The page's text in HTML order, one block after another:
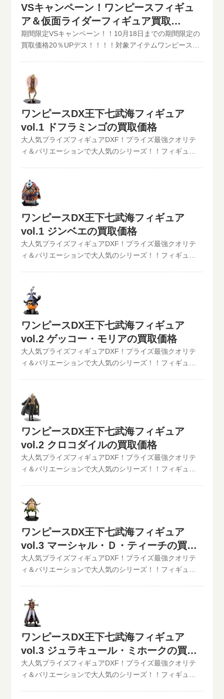
VSキャンペーン！ワンピースフィギュ
ア＆仮面ライダーフィギュア買取
20％UP!!
期間限定VSキャンペーン！！10月18日までの期間限定の
買取価格20％UPデス！！！！対象アイテムワンピース関
クーポンコードを入れてお申込みいただくだけ！※お申
し込み日より10日以内に到着したご依頼品のみとなりま
す。※他キャンペーンとの併用はできません。ご了承く
ださい。フィギュア、超合金売るなら「といまる。」フ
ィギュアや超合金などのホビーを売りたい時には「とい
まる。」にお任せ！といまる。では、ガンダム好きの社
長やジョジョ好きなスタッフが正しく、一点づつ丁寧に
せん。といまる。の宅配買取は送料無料、カンタン手続
きの無料宅配キット方式です！！買取対応地域は日本全
国どこからでもOK！といまるから送られてくるキットに
売りたいフィギュアを入れて送り返すだけ！送料は全国
無料、キャンセルの場合でも、送料のご負担はといまる
で致します。
ワンピースDX王下七武海フィギュア
vol.1 ドフラミンゴの買取価格
大人気プライズフィギュアDXF！プライズ最強クオリテ
ィ＆バリエーションで大人気のシリーズ！！フィギュア
買取中！！2022/06/07更新！《現在、各買取価格表の更
新が遅れているものがありますが、ご依頼頂いた買取査
定は全て最新の相場で改めて買取査定致しますのでご安
心ください。》ワンピースDX王下七武海フィギュアvol.1
ドフラミンゴ現在の買取価格は1,000円（未開封の場合）
「ワンピース」 DX王下七武海フィギュアvol.1に、ドンキ
ホーテ・ドフラミンゴがラインナップ ワンピースDX王下
新買取価格はコチラから↓その他【POP】【フィギュアー
ツZERO】など、ワンピースフィギュア買取価格はコチラ
から↓かんたん買取査定の仮買取査定金額に納得したら、
無料宅配キット申し込みフォームからお申込みくださ
い。といまるから送料無料の宅配キットが届いたら、ダ
ンボールに商品を詰めて、送るだけ。自宅から出ること
なく、お売りになりたいものが売れます！宅配買取可能
査定価格の振込手数料など全て無料です。JANコード入力
で更に具体的な金額が分かります。かんたん買取査定は
JANコードのみでの仮買取査定可能!!状態も（開封品or未
開封）ご入力いただけます。下記のような入力方法でも
仮買取査定が可能です。といまる。開催中の買取キャン
ペーン情報
ワンピースDX王下七武海フィギュア
vol.1 ジンベエの買取価格
大人気プライズフィギュアDXF！プライズ最強クオリテ
ィ＆バリエーションで大人気のシリーズ！！フィギュア
買取中！！2022/06/07更新！《現在、各買取価格表の更
新が遅れているものがありますが、ご依頼頂いた買取査
定は全て最新の相場で改めて買取査定致しますのでご安
心ください。》ワンピースDX王下七武海フィギュアvol.1
ジンベエ現在の買取価格は1,000円（未開封の場合）
◆◆◆◆◆◆◆◆◆◆◆ ワンピースDX王下七武海フィギ
ュアvol.1 ジンベエの買取なら、といまる。におまかせ！
ラから↓その他【POP】【フィギュアーツZERO】など、
ワンピースフィギュア買取価格はコチラから↓かんたん買
取査定の仮買取査定金額に納得したら、無料宅配キット
申し込みフォームからお申込みください。といまるから
送料無料の宅配キットが届いたら、ダンボールに商品を
詰めて、送るだけ。自宅から出ることなく、お売りにな
りたいものが売れます！宅配買取可能地域は、日本全国
どこからでもお買取り可能です！買取査定価格の振込手
数料など全て無料です。JANコード入力で更に具体的な金
額が分かります。かんたん買取査定はJANコードのみでの
仮買取査定可能!!状態も（開封品or未開封）ご入力いただ
けます。下記のような入力方法でも仮買取査定が可能で
す。といまる。開催中の買取キャンペーン情報
ワンピースDX王下七武海フィギュア
vol.2 ゲッコー・モリアの買取価格
大人気プライズフィギュアDXF！プライズ最強クオリテ
ィ＆バリエーションで大人気のシリーズ！！フィギュア
買取中！！2022/06/07更新！《現在、各買取価格表の更
新が遅れているものがありますが、ご依頼頂いた買取査
定は全て最新の相場で改めて買取査定致しますのでご安
心ください。》ワンピースDX王下七武海フィギュアvol.2
ゲッコー・モリア現在の買取価格は1,000円（未開封の場
合）界政府公認の7人の海賊達｢王下七武海｣をアソートし
たフィギュアシリーズ｢DX王下七武海｣第2弾!!スリラーバ
下七武海フィギュアvol.2 ゲッコー・モリアの買取なら、
といまる。におまかせ！この他のワンピースDXフィギュ
アの最新買取価格はコチラから↓その他【POP】【フィギ
ュアーツZERO】など、ワンピースフィギュア買取価格は
コチラから↓かんたん買取査定の仮買取査定金額に納得し
たら、無料宅配キット申し込みフォームからお申込みく
ださい。といまるから送料無料の宅配キットが届いた
取可能地域は、日本全国どこからでもお買取り可能で
す！買取査定価格の振込手数料など全て無料です。JANコ
ード入力で更に具体的な金額が分かります。かんたん買
取査定はJANコードのみでの仮買取査定可能!!状態も（開
封品or未開封）ご入力いただけます。下記のような入力方
法でも仮買取査定が可能です。といまる。開催中の買取
キャンペーン情報
ワンピースDX王下七武海フィギュア
vol.2 クロコダイルの買取価格
大人気プライズフィギュアDXF！プライズ最強クオリテ
ィ＆バリエーションで大人気のシリーズ！！フィギュア
買取中！！2022/06/07更新！《現在、各買取価格表の更
新が遅れているものがありますが、ご依頼頂いた買取査
定は全て最新の相場で改めて買取査定致しますのでご安
心ください。》ワンピースDX王下七武海フィギュアvol.2
クロコダイル現在の買取価格は1,000円（未開封の場合）
ワンピースDX王下七武海フィギュア第2弾!第二弾はスナ
スナの実の能力者、クロコダイルの登場です! ワンピース
アの最新買取価格はコチラから↓その他【POP】【フィギ
ュアーツZERO】など、ワンピースフィギュア買取価格は
コチラから↓かんたん買取査定の仮買取査定金額に納得し
たら、無料宅配キット申し込みフォームからお申込みく
ださい。といまるから送料無料の宅配キットが届いた
ら、ダンボールに商品を詰めて、送るだけ。自宅から出
ることなく、お売りになりたいものが売れます！宅配買
ワンピースDX王下七武海フィギュア
vol.3 マーシャル・Ｄ・ティーチの買取
価格
大人気プライズフィギュアDXF！プライズ最強クオリテ
ィ＆バリエーションで大人気のシリーズ！！フィギュア
買取中！！2022/06/07更新！《現在、各買取価格表の更
新が遅れているものがありますが、ご依頼頂いた買取査
定は全て最新の相場で改めて買取査定致しますのでご安
心ください。》ワンピースDX王下七武海フィギュアvol.3
マーシャル・Ｄ・ティーチ現在の買取価格は1,000円（未
開封の場合）世界政府公認の7人の海賊達｢王下七武海｣を
アソートしたフィギュアシリーズ｢DX王下七武海｣第3弾!!
ワンピースDX王下七武海フィギュア
vol.3 ジュラキュール・ミホークの買取
価格
大人気プライズフィギュアDXF！プライズ最強クオリテ
ィ＆バリエーションで大人気のシリーズ！！フィギュア